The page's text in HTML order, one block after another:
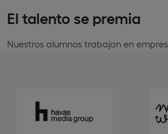
El talento se premia
Nuestros alumnos trabajan en